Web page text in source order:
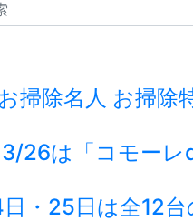
掃除名人 お掃除
26は「コモーレ
・25日は全12